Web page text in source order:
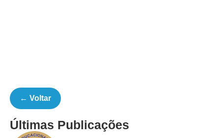
← Voltar
Últimas Publicações